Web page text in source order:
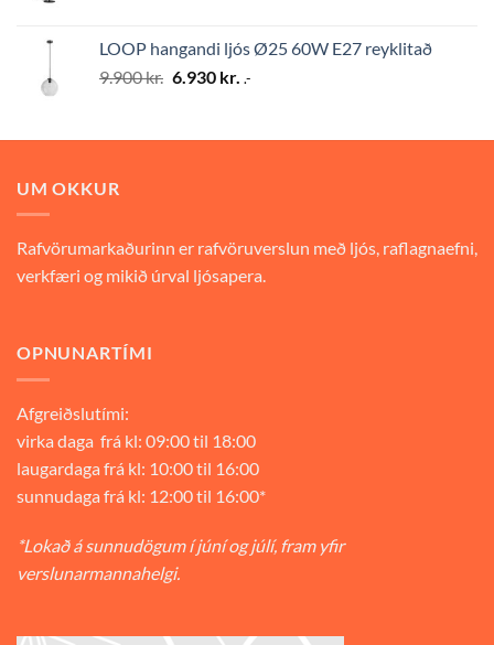
9.900 kr..6.930 kr..
LOOP hangandi ljós Ø25 60W E27 reyklitað
9.900kr. Original
9.900 kr..
6.930 kr. Current
6.930 kr..
.-
UM OKKUR
Rafvörumarkaðurinn er rafvöruverslun með ljós, raflagnaefni,
verkfæri og mikið úrval ljósapera.
OPNUNARTÍMI
Afgreiðslutími:
virka daga frá kl: 09:00 til 18:00
laugardaga frá kl: 10:00 til 16:00
sunnudaga frá kl: 12:00 til 16:00*
*Lokað á sunnudögum í júní og júlí, fram yfir
verslunarmannahelgi.